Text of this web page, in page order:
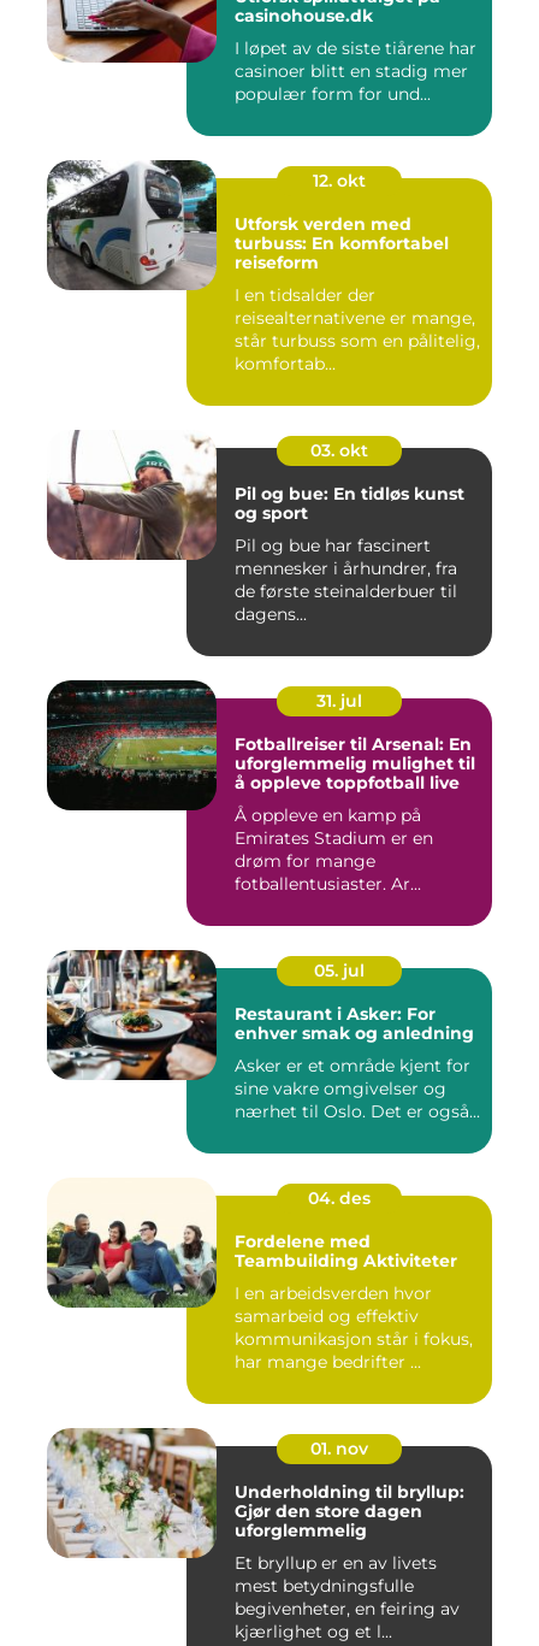
casinohouse.dk
I løpet av de siste tiårene har
casinoer blitt en stadig mer
populær form for und...
12. okt
Utforsk verden med
turbuss: En komfortabel
reiseform
I en tidsalder der
reisealternativene er mange,
står turbuss som en pålitelig,
komfortab...
03. okt
Pil og bue: En tidløs kunst
og sport
Pil og bue har fascinert
mennesker i århundrer, fra
de første steinalderbuer til
dagens...
31. jul
Fotballreiser til Arsenal: En
uforglemmelig mulighet til
å oppleve toppfotball live
Å oppleve en kamp på
Emirates Stadium er en
drøm for mange
fotballentusiaster. Ar...
05. jul
Restaurant i Asker: For
enhver smak og anledning
Asker er et område kjent for
sine vakre omgivelser og
nærhet til Oslo. Det er også...
04. des
Fordelene med
Teambuilding Aktiviteter
I en arbeidsverden hvor
samarbeid og effektiv
kommunikasjon står i fokus,
har mange bedrifter ...
01. nov
Underholdning til bryllup:
Gjør den store dagen
uforglemmelig
Et bryllup er en av livets
mest betydningsfulle
begivenheter, en feiring av
kjærlighet og et l...